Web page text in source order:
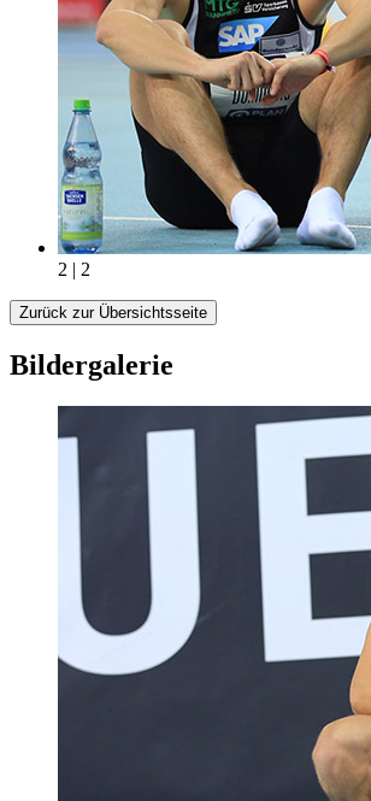
2 | 2
Zurück zur Übersichtsseite
Bildergalerie